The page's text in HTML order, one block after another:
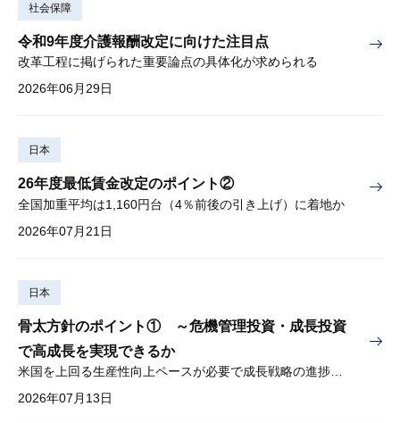
社会保障
令和9年度介護報酬改定に向けた注目点
改革工程に掲げられた重要論点の具体化が求められる
2026年06月29日
日本
26年度最低賃金改定のポイント②
全国加重平均は1,160円台（4％前後の引き上げ）に着地か
2026年07月21日
日本
骨太方針のポイント① ～危機管理投資・成長投資
で高成長を実現できるか
米国を上回る生産性向上ペースが必要で成長戦略の進捗管理も課題
2026年07月13日